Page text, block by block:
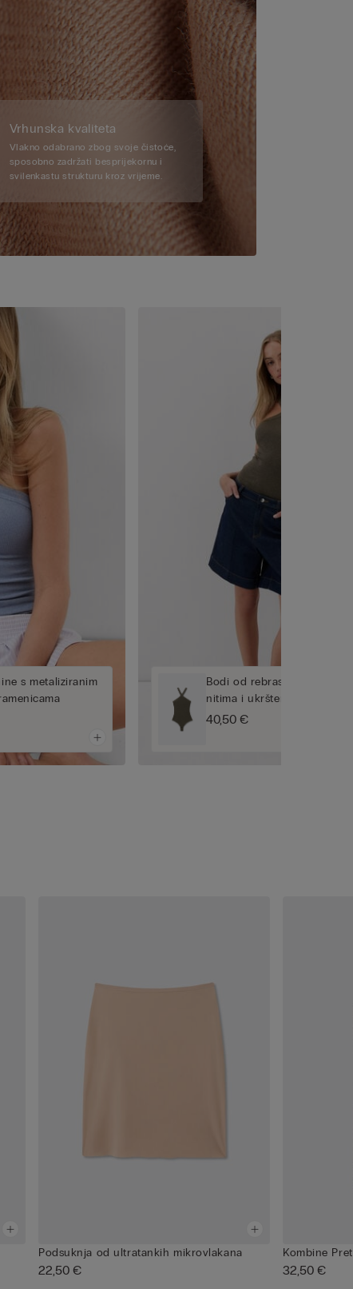
Vrhunska kvaliteta
Vlakno odabrano zbog svoje čistoće,
sposobno zadržati besprijekornu i
svilenkastu strukturu kroz vrijeme.
s metaliziranim
Bodi od rebraste tkanine s
nitima i ukrštenim
40,50 €
Podsuknja od ultratankih mikrovlakana
22,50 €
Kombine
32,50 €